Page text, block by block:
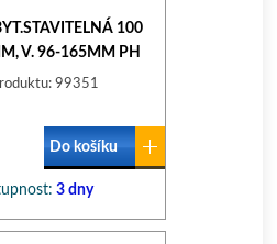
100
V. 96-165MM PH
99351
Do košíku
3 dny